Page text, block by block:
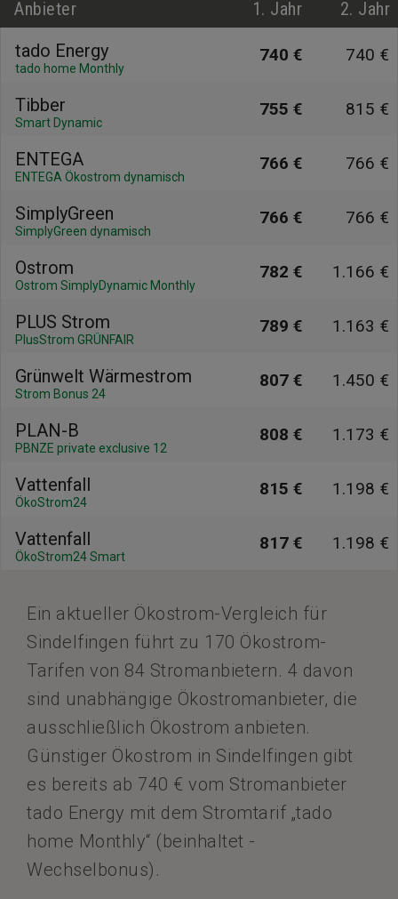
Anbieter 1. Jahr
2. Jahr
tado Energy
tado home Monthly
740 € 740 €
Tibber
Smart Dynamic
755 € 815 €
ENTEGA
ENTEGA Ökostrom dynamisch
766 € 766 €
SimplyGreen
SimplyGreen dynamisch
766 € 766 €
Ostrom
Ostrom SimplyDynamic Monthly
782 € 1.166 €
PLUS Strom
PlusStrom GRÜNFAIR
789 € 1.163 €
Grünwelt Wärmestrom
Strom Bonus 24
807 € 1.450 €
PLAN-B
PBNZE private exclusive 12
808 € 1.173 €
Vattenfall
ÖkoStrom24
815 € 1.198 €
Vattenfall
ÖkoStrom24 Smart
817 € 1.198 €
Ein aktueller Ökostrom-Vergleich für
Sindelfingen führt zu 170 Ökostrom-
Tarifen von 84 Stromanbietern. 4 davon
sind unabhängige Ökostromanbieter, die
ausschließlich Ökostrom anbieten.
Günstiger Ökostrom in Sindelfingen gibt
es bereits ab 740 € vom Stromanbieter
tado Energy mit dem Stromtarif „tado
home Monthly“ (beinhaltet -
Wechselbonus).